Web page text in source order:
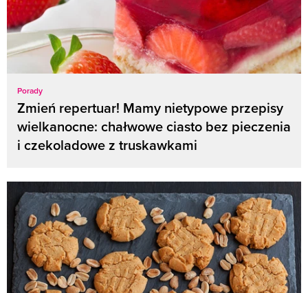
Porady
Zmień repertuar! Mamy nietypowe przepisy
wielkanocne: chałwowe ciasto bez pieczenia
i czekoladowe z truskawkami